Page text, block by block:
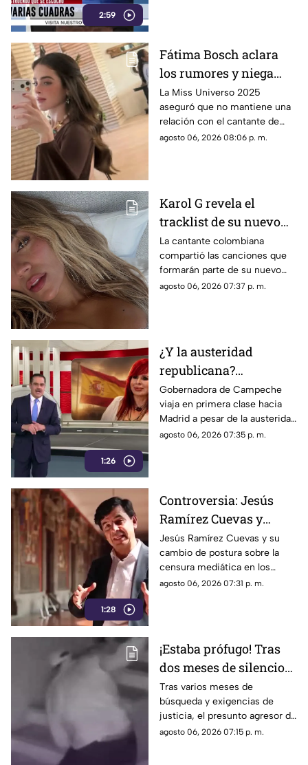
2:59
Fátima Bosch aclara
los rumores y niega
tener un romance con
Natanael Cano
La Miss Universo 2025
aseguró que no mantiene una
relación con el cantante de
corridos tumbados.
agosto 06, 2026 08:06 p. m.
Karol G revela el
tracklist de su nuevo
álbum antes de su
lanzamiento; esta es la
lista completa
La cantante colombiana
compartió las canciones que
formarán parte de su nuevo
material de estudio,
agosto 06, 2026 07:37 p. m.
1:26
¿Y la austeridad
republicana?
Gobernadora Layda
Sansores viaja en
primera clase hacia
Madrid
Gobernadora de Campeche
viaja en primera clase hacia
Madrid a pesar de la austeridad
republicana.
agosto 06, 2026 07:35 p. m.
1:28
Controversia: Jesús
Ramírez Cuevas y
Censura a los Medios
de Comunicación
Jesús Ramírez Cuevas y su
cambio de postura sobre la
censura mediática en los
medios de comunicación.
agosto 06, 2026 07:31 p. m.
¡Estaba prófugo! Tras
dos meses de silencio
detuvieron a Jorge "N",
agresor de Paula
Tras varios meses de
búsqueda y exigencias de
justicia, el presunto agresor de
Paula Fajardo fue localizado y
agosto 06, 2026 07:15 p. m.